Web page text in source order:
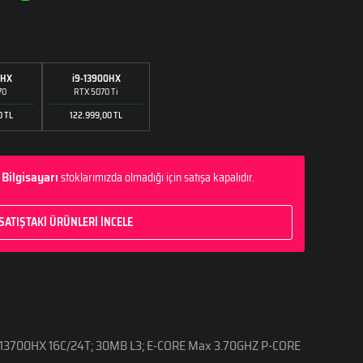
LAPTOPLAR
stoklarımızda olmadığı için satışa kapalıdır.
ÜRÜNLERİ İNCELE
TL
i9-13900HX
RTX 5070 Ti
122.999,00 TL
16C/24T; 30MB L3; E-CORE Max 3.70GHZ P-CORE